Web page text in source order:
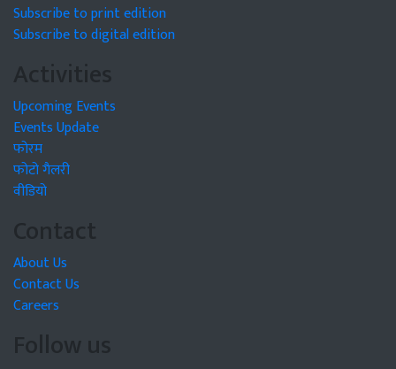
Subscribe to print edition
Subscribe to digital edition
Activities
Upcoming Events
Events Update
फोरम
फोटो गैलरी
वीडियो
Contact
About Us
Contact Us
Careers
Follow us